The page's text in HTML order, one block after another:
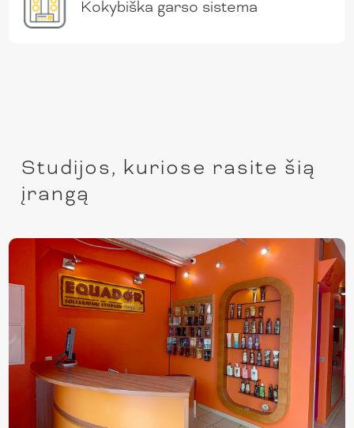
Kokybiška garso sistema
Studijos, kuriose rasite šią
įrangą